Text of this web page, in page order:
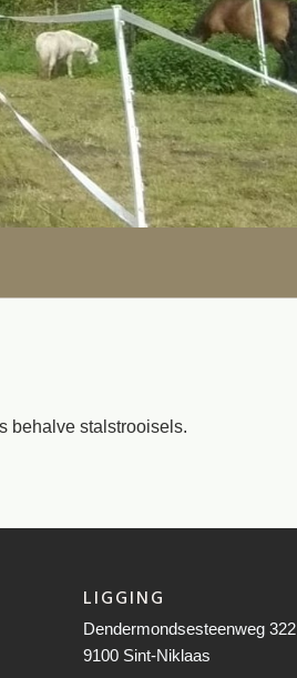
behalve stalstrooisels.
LIGGING
Dendermondsesteenweg 322
9100 Sint-Niklaas